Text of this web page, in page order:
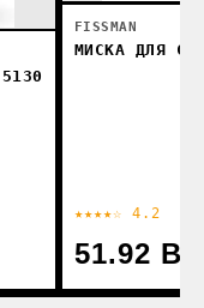
FISSMAN
МИСКА ДЛЯ
★★★★☆ 4.2
51.92